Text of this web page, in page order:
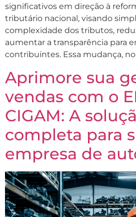
significativos em direção à
tributário nacional, visando
complexidade dos tributos,
aumentar a transparência para
contribuintes. Essa mudança,
Aprimore sua
vendas com o
CIGAM: A
completa para
empresa de